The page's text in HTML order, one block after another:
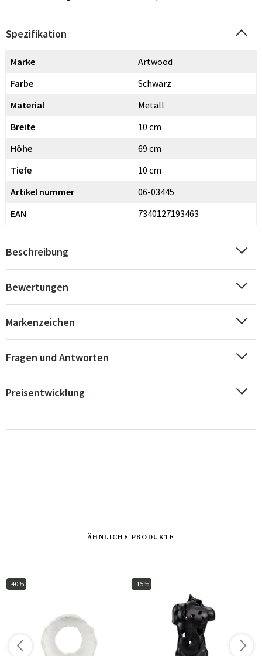
Spezifikation
Marke
Artwood
Farbe
Schwarz
Material
Metall
Breite
10 cm
Höhe
69 cm
Tiefe
10 cm
Artikel nummer
06-03445
EAN
7340127193463
Beschreibung
Bewertungen
Markenzeichen
Fragen und Antworten
Preisentwicklung
ÄHNLICHE PRODUKTE
-40% -15%